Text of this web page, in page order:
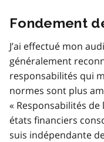
Fondement
J’ai effectué mon
généralement
responsabilités qui
normes sont plus
« Responsabilités de
états financiers
suis indépendante